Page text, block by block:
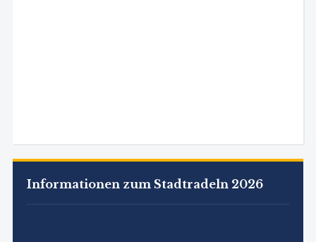
Informationen zum Stadtradeln 2026